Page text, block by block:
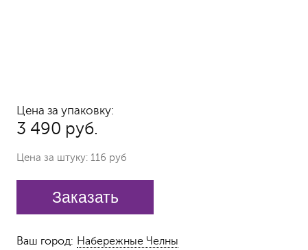
Цена за упаковку:
3 490 руб.
Цена за штуку: 116 руб
Заказать
Ваш город: Набережные Челны